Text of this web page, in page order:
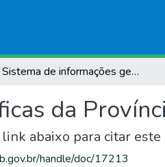
Sistema de informações geográficas da Província Mineral do Tapajós
da
link abaixo para citar
handle/doc/17213